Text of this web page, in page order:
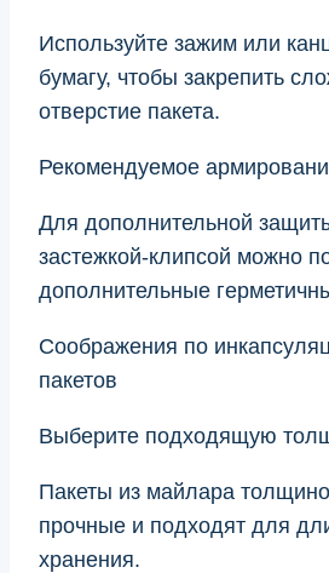
Используйте зажим или
бумагу, чтобы закрепить
отверстие пакета.
Рекомендуемое
Для дополнительной
застежкой-клипсой можно
дополнительные
Соображения по
пакетов
Выберите подходящую
Пакеты из майлара
прочные и подходят для
хранения.